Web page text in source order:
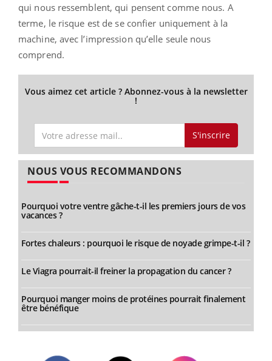
qui nous ressemblent, qui pensent comme nous. A
terme, le risque est de se confier uniquement à la
machine, avec l’impression qu’elle seule nous
comprend.
Vous aimez cet article ? Abonnez-vous à la newsletter
!
S'inscrire
NOUS VOUS RECOMMANDONS
Pourquoi votre ventre gâche-t-il les premiers jours de vos
vacances ?
Fortes chaleurs : pourquoi le risque de noyade grimpe-t-il ?
Le Viagra pourrait-il freiner la propagation du cancer ?
Pourquoi manger moins de protéines pourrait finalement
être bénéfique